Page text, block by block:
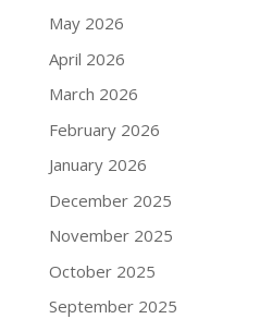
May 2026
April 2026
March 2026
February 2026
January 2026
December 2025
November 2025
October 2025
September 2025